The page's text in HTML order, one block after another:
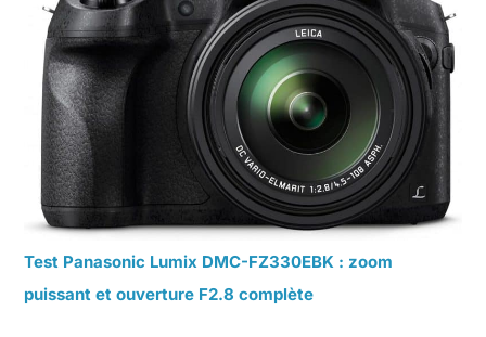
Test Panasonic Lumix DMC-FZ330EBK : zoom
puissant et ouverture F2.8 complète